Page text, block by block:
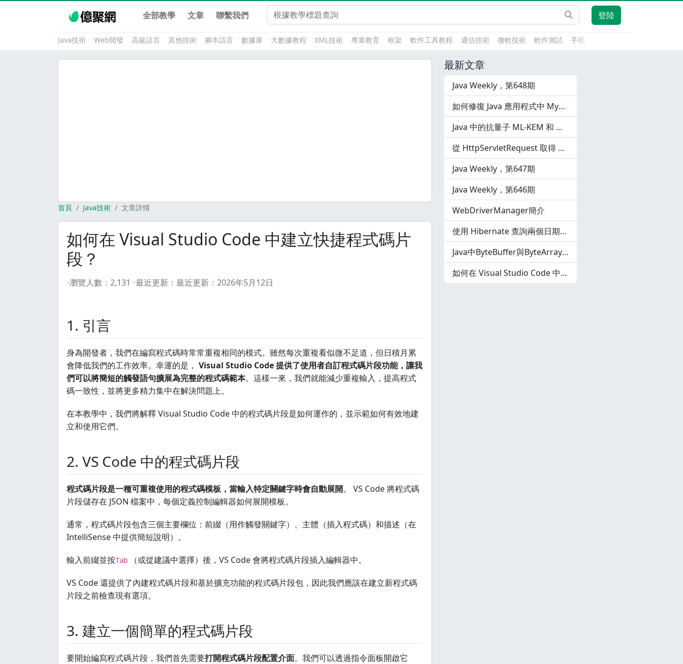
全部教學 文章 聯繫我們 登陸
Java技術 Web開發 高級語言 其他技術 腳本語言 數據庫 大數據教程 XML技術 專業教育 框架 軟件工具教程 通信技術 微軟技術 軟件測試 手機開發
首頁 Java技術 文章詳情
如何在 Visual Studio Code 中建立快捷程式碼片
段？
瀏覽人數： 2,131 最近更新： 最近更新： 2026年5月12日
1. 引言
身為開發者，我們在編寫程式碼時常常重複相同的模式。雖然每次重複看似微不足道，但日積月累
會降低我們的工作效率。幸運的是， Visual Studio Code 提供了使用者自訂程式碼片段功能，讓我
們可以將簡短的觸發語句擴展為完整的程式碼範本。這樣一來，我們就能減少重複輸入，提高程式
碼一致性，並將更多精力集中在解決問題上。
在本教學中，我們將解釋 Visual Studio Code 中的程式碼片段是如何運作的，並示範如何有效地建
立和使用它們。
2. VS Code 中的程式碼片段
程式碼片段是一種可重複使用的程式碼模板，當輸入特定關鍵字時會自動展開。 VS Code 將程式碼
片段儲存在 JSON 檔案中，每個定義控制編輯器如何展開模板。
通常，程式碼片段包含三個主要欄位：前綴（用作觸發關鍵字）、主體（插入程式碼）和描述（在
IntelliSense 中提供簡短說明）。
輸入前綴並按Tab （或從建議中選擇）後，VS Code 會將程式碼片段插入編輯器中。
VS Code 還提供了內建程式碼片段和基於擴充功能的程式碼片段包，因此我們應該在建立新程式碼
片段之前檢查現有選項。
3. 建立一個簡單的程式碼片段
要開始編寫程式碼片段，我們首先需要打開程式碼片段配置介面。我們可以透過指令面板開啟它
最新文章
Java Weekly，第648期
如何修復 Java 應用程式中 MySQL 的通訊鏈路故障錯誤
Java 中的抗量子 ML-KEM 和 ML-DSA
從 HttpServletRequest 取得 HTTP 基本驗證
Java Weekly，第647期
Java Weekly，第646期
WebDriverManager簡介
使用 Hibernate 查詢兩個日期之間的記錄
Java中ByteBuffer與ByteArray之間的轉換
如何在 Visual Studio Code 中建立快捷程式碼片段？